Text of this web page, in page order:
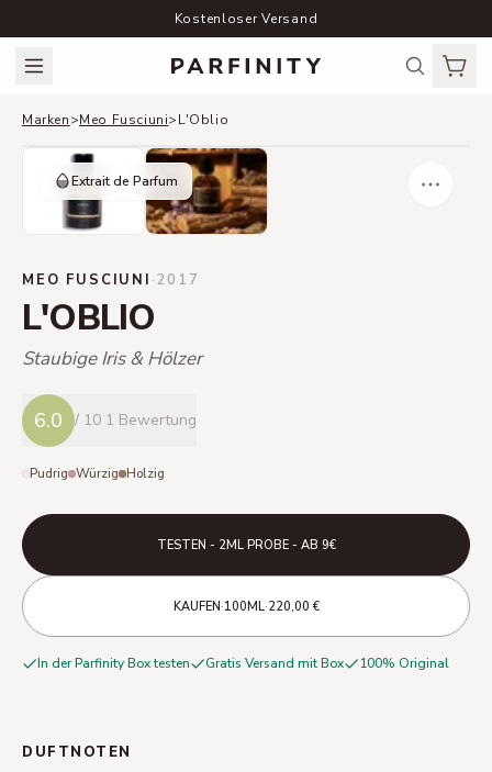
Kostenloser Versand
Marken>Meo Fusciuni>L'Oblio
Extrait de Parfum
MEO FUSCIUNI ·2017
L'OBLIO
Staubige Iris & Hölzer
6.0 / 10 1 Bewertung
Pudrig Würzig Holzig
TESTEN - 2ML PROBE - AB 9€
KAUFEN·100ML·220,00 €
In der Parfinity Box testen Gratis Versand mit Box 100% Original
DUFTNOTEN